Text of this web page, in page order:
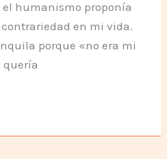
humanismo proponía
en mi vida.
porque «no era mi
quería